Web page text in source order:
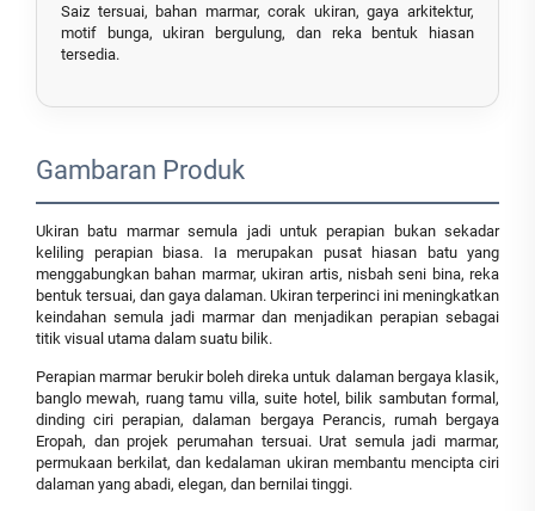
Saiz tersuai, bahan marmar, corak ukiran, gaya arkitektur,
motif bunga, ukiran bergulung, dan reka bentuk hiasan
tersedia.
Gambaran Produk
Ukiran batu marmar semula jadi untuk perapian bukan sekadar
keliling perapian biasa. Ia merupakan pusat hiasan batu yang
menggabungkan bahan marmar, ukiran artis, nisbah seni bina, reka
bentuk tersuai, dan gaya dalaman. Ukiran terperinci ini meningkatkan
keindahan semula jadi marmar dan menjadikan perapian sebagai
titik visual utama dalam suatu bilik.
Perapian marmar berukir boleh direka untuk dalaman bergaya klasik,
banglo mewah, ruang tamu villa, suite hotel, bilik sambutan formal,
dinding ciri perapian, dalaman bergaya Perancis, rumah bergaya
Eropah, dan projek perumahan tersuai. Urat semula jadi marmar,
permukaan berkilat, dan kedalaman ukiran membantu mencipta ciri
dalaman yang abadi, elegan, dan bernilai tinggi.